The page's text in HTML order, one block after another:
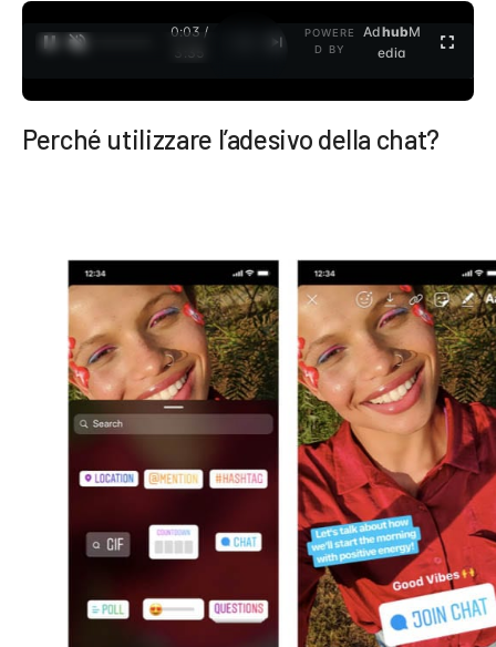
0:04 /
3:35
POWERE
D BY
AdhubM
edia
Perché utilizzare l’adesivo della chat?